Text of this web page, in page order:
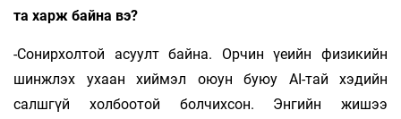
та харж байна вэ?
-Сонирхолтой асуулт байна. Орчин үеийн физикийн
шинжлэх ухаан хиймэл оюун буюу AI-тай хэдийн
салшгүй холбоотой болчихсон. Энгийн жишээ